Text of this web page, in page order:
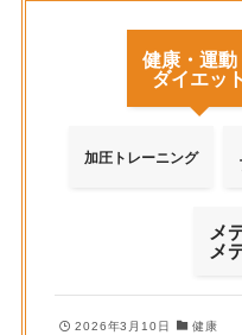
健康・運動
ダイエット
加圧トレーニング
メ
メ
2026年3月10日 健康